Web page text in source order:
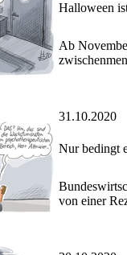
Halloween
Ab
31.10.2020
Nur bedingt
von einer